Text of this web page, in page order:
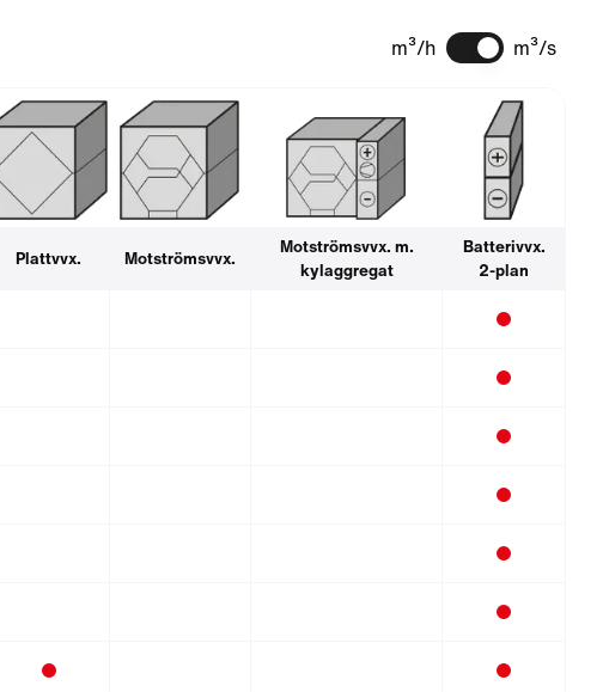
m³/h m³/s
Plattvvx. Motströmsvvx.
Motströmsvvx. m.
kylaggregat
Batterivvx.
2-plan